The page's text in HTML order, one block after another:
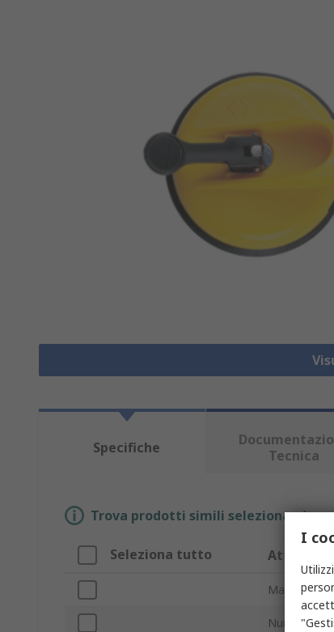
Specifiche
Tecnica
Trova prodotti simili selezionando
Seleziona tutto Attributo
Marchio
Numero
I